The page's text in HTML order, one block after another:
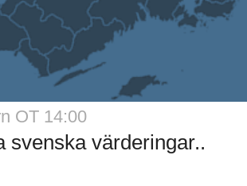
OT 14:00
svenska värderingar..